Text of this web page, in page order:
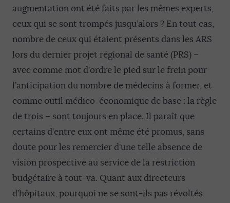
augmentation ont été faits par les mêmes experts,
ceux qui se sont trompés jusqu’alors ? En tout cas,
nombre de ceux qui étaient présents dans les ARS
lors du dernier projet régional de santé (PRS) –
avec comme mot d’ordre le pied sur le frein pour
l’anticipation du nombre de médecins à former, et
comme outil médico-économique de base : la règle
de trois – sont toujours en place. Il paraît que
certains d’entre eux ont même été promus, sans
doute pour les remercier d’une telle absence de
vision prospective au service de la restriction
budgétaire à tout-va. Quant aux directeurs
d’hôpitaux, pourquoi ne se sont-ils pas révoltés